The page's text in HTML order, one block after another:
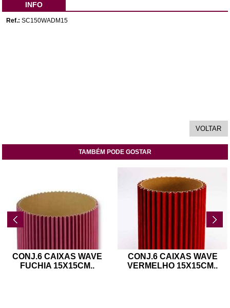
INFO
Ref.: SC150WADM15
TAMBÉM PODE GOSTAR
CONJ.6 CAIXAS WAVE
FUCHIA 15X15CM..
CONJ.6 CAIXAS WAVE
VERMELHO 15X15CM..